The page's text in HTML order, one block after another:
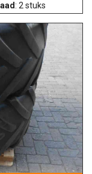
: 2 stuks